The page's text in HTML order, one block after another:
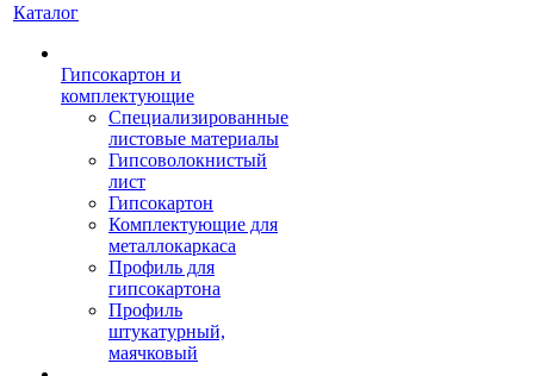
Каталог
Гипсокартон и
комплектующие
Специализированные
листовые материалы
Гипсоволокнистый
лист
Гипсокартон
Комплектующие для
металлокаркаса
Профиль для
гипсокартона
Профиль
штукатурный,
маячковый